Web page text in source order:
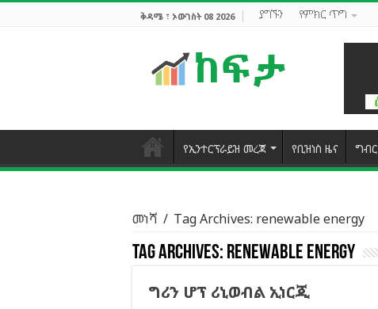
ቅዳሜ ፣ ኦውገስት 08 2026 ያግኙን የምክር ጥግ
የኢንተርፕራይዝ መረጃ የቢዝነስ ዜና ግብር
መነሻ / Tag Archives: renewable energy
Tag Archives: renewable energy
ግሪን ሆፕ ሪኒወብል ኢነርጂ